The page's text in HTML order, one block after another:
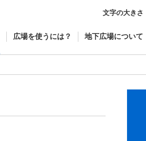
文字の大きさ
広場を使うには？ 地下広場について